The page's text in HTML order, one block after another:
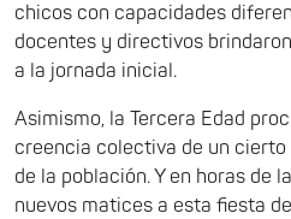
chicos con capacidades
docentes y directivos
a la jornada inicial.
Asimismo, la Tercera Edad
creencia colectiva de un
de la población. Y en horas de
nuevos matices a esta fiesta